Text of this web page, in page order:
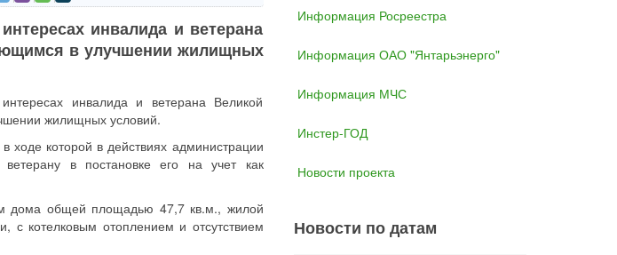
инвалида и ветерана
в улучшении жилищных
инвалида и ветерана Великой
жилищных условий.
ходе которой в действиях администрации
ветерану в постановке его на учет как
дома общей площадью 47,7 кв.м., жилой
с котелковым отоплением и отсутствием
Информация Росреестра
Информация ОАО "Янтарьэнерго"
Информация МЧС
Инстер-ГОД
Новости проекта
Новости по датам